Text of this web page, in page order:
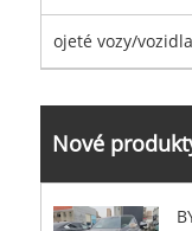
ojeté vozy/vozidla
Nové